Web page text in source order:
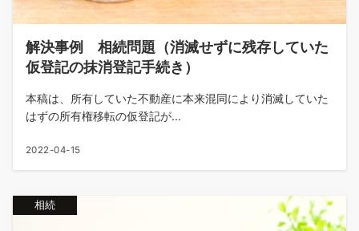
解決事例 相続問題（消滅せずに残存していた
仮登記の抹消登記手続き）
本稿は、所有していた不動産に本来混同により消滅していた
はずの所有権移転の仮登記が...
2022-04-15
相続